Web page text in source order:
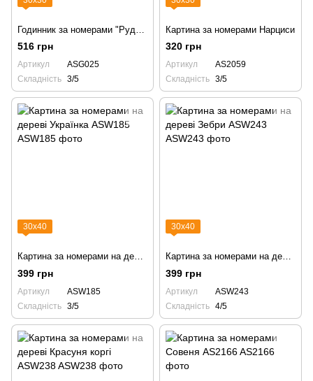
516 грн
Артикул
ASG025
Складність 3/5
Картина за номерами Нарциси
320 грн
Артикул
AS2059
Складність 3/5
30х40
Картина за номерами на дереві Українка ASW185
399 грн
Артикул
ASW185
Складність 3/5
30х40
Картина за номерами на дереві Зебри ASW243
399 грн
Артикул
ASW243
Складність 4/5